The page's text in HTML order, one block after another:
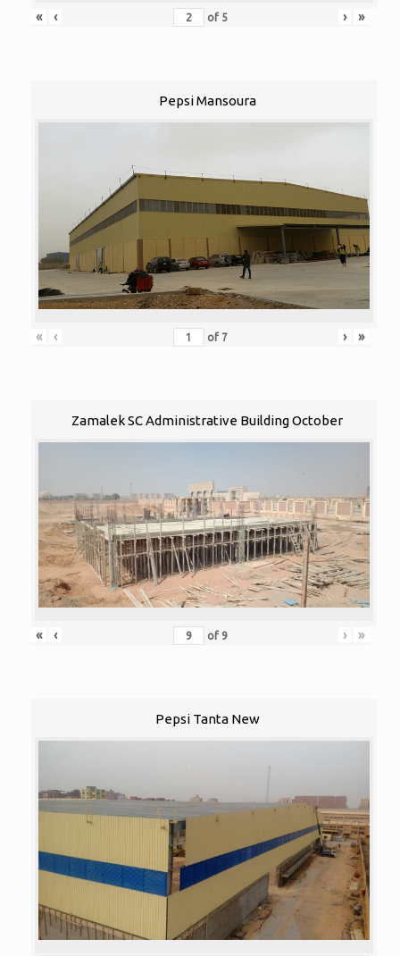
« ‹ of 5 › »
Pepsi Mansoura
« ‹ of 7 › »
Zamalek SC Administrative Building October
« ‹ of 9 › »
Pepsi Tanta New